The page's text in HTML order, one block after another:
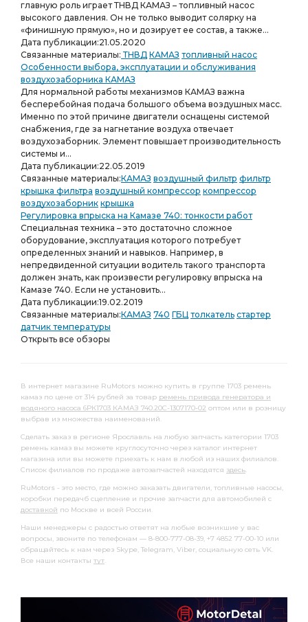
главную роль играет ТНВД КАМАЗ – топливный насос
высокого давления. Он не только выводит солярку на
«финишную прямую», но и дозирует ее состав, а также...
Дата публикации:21.05.2020
Связанные материалы: ТНВД КАМАЗ топливный насос
Особенности выбора, эксплуатации и обслуживания
воздухозаборника КАМАЗ
Для нормальной работы механизмов КАМАЗ важна
бесперебойная подача большого объема воздушных масс.
Именно по этой причине двигатели оснащены системой
снабжения, где за нагнетание воздуха отвечает
воздухозаборник. Элемент повышает производительность
системы и...
Дата публикации:22.05.2019
Связанные материалы:КАМАЗ воздушный фильтр фильтр
крышка фильтра воздушный компрессор компрессор
воздухозаборник крышка
Регулировка впрыска на Камазе 740: тонкости работ
Специальная техника – это достаточно сложное
оборудование, эксплуатация которого потребует
определенных знаний и навыков. Например, в
непредвиденной ситуации водитель такого транспорта
должен знать, как произвести регулировку впрыска на
Камазе 740. Если не установить...
Дата публикации:19.02.2019
Связанные материалы:КАМАЗ 740 ГБЦ толкатель стартер
датчик температуры
Открыть все обзоры
В интернет магазине RuMotors можно купить в группе 1703 ремень
камаз по цене от 314 рублей за товар ремень привода генератора и
водяного насоса 6РК1703 КАМАЗ 740.20С-1307170-02 оптом или в розницу
выбрав из множества наименований.
Сделать заказ в регионе Ярославль на любую запчасть категории 1703
ремень камаз вы можете круглосуточно через каталог интернет
магазина или вы можете приехать к нам в любой из наших филиалов.
Список филиалов по продаже автозапчастей находятся здесь.
RuMotors - это место, где можно заказать двигатели, топливные насосы,
коробки передачб сцепление и прочие запчасти для автомобилей с
доставкой по Москве и всей России.
Наши менеджеры с радостью ответят на любые возникшие у вас
вопросы, звоните по телефонам — 8-800-777-08-39, +7 4852 77-00-10 или
обращайтесь к нам через Skype, Telegram, Viber, социальную сеть VK.
Все наши контакты тут.